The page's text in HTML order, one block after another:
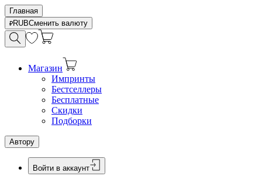
Главная
RUBСменить валюту
Магазин
Импринты
Бестселлеры
Бесплатные
Скидки
Подборки
Автору
Войти в аккаунт